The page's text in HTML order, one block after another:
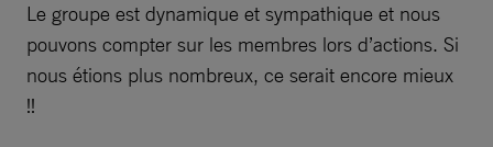
Le groupe est dynamique et sympathique et nous
pouvons compter sur les membres lors d’actions. Si
nous étions plus nombreux, ce serait encore mieux
!!